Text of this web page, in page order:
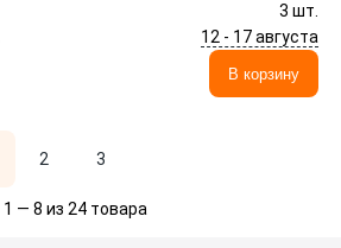
3 шт.
12 - 17 августа
В корзину
2 3
1 — 8 из 24 товара